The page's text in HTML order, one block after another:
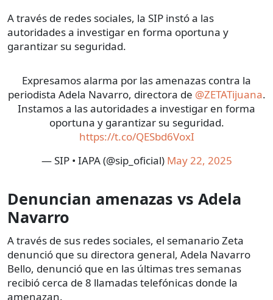
A través de redes sociales, la SIP instó a las
autoridades a investigar en forma oportuna y
garantizar su seguridad.
Expresamos alarma por las amenazas contra la
periodista Adela Navarro, directora de @ZETATijuana.
Instamos a las autoridades a investigar en forma
oportuna y garantizar su seguridad.
https://t.co/QESbd6VoxI
— SIP • IAPA (@sip_oficial) May 22, 2025
Denuncian amenazas vs Adela
Navarro
A través de sus redes sociales, el semanario Zeta
denunció que su directora general, Adela Navarro
Bello, denunció que en las últimas tres semanas
recibió cerca de 8 llamadas telefónicas donde la
amenazan.